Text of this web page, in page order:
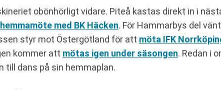
obönhörligt vidare. Piteå kastas direkt in i
hemmamöte med BK Häcken. För Hammarbys del
styr mot Östergötland för att möta IFK
kommer att mötas igen under säsongen. Redan i
till dans på sin hemmaplan.